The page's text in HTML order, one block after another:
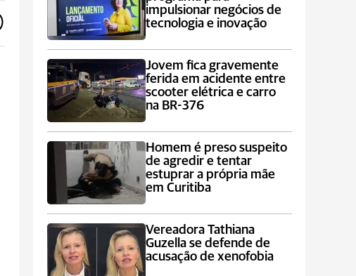
impulsionar negócios de
tecnologia e inovação
Jovem fica gravemente
ferida em acidente entre
scooter elétrica e carro
na BR-376
Homem é preso suspeito
de agredir e tentar
estuprar a própria mãe
em Curitiba
Vereadora Tathiana
Guzella se defende de
acusação de xenofobia